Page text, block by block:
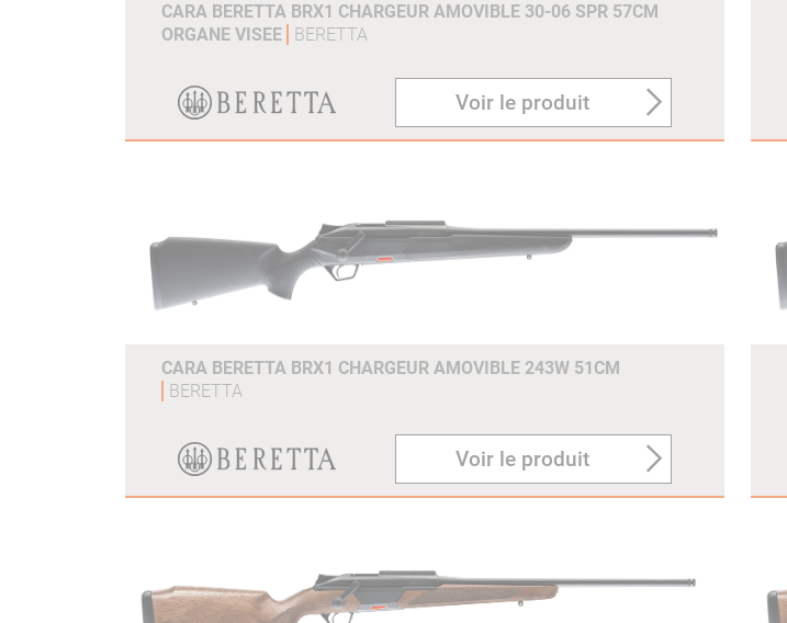
CARA BERETTA BRX1 CHARGEUR AMOVIBLE 30-06 SPR 57CM
ORGANE VISEE
BERETTA
Voir le produit
CARA BERETTA BRX1 CHARGEUR AMOVIBLE 243W 51CM
BERETTA
Voir le produit